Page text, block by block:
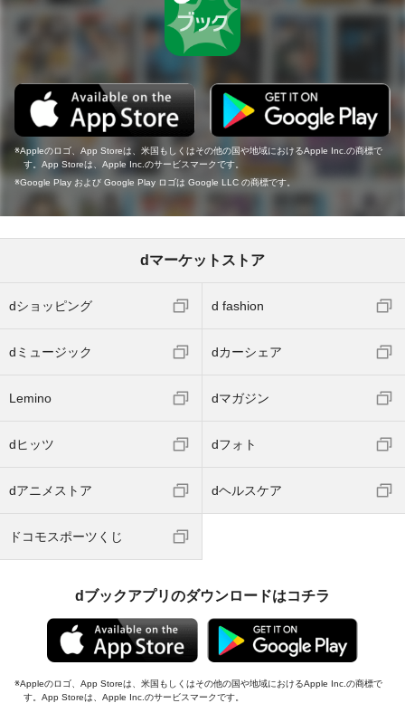
Appleのロゴ、App Storeは、米国もしくはその他の国や地域におけるApple Inc.の商標で
す。App Storeは、Apple Inc.のサービスマークです。
Google Play および Google Play ロゴは Google LLC の商標です。
dマーケットストア
dショッピング d fashion
dミュージック dカーシェア
Lemino dマガジン
dヒッツ dフォト
dアニメストア dヘルスケア
ドコモスポーツくじ
dブックアプリのダウンロードはコチラ
Appleのロゴ、App Storeは、米国もしくはその他の国や地域におけるApple Inc.の商標で
す。App Storeは、Apple Inc.のサービスマークです。